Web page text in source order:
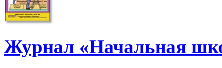
Журнал «Начальная